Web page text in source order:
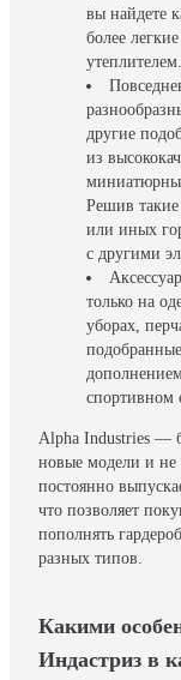
вы найдете
более
утеплителем.
другие
из
Решив
или иных
с другими
только на
уборах,
спортивном
Alpha Industries —
новые модели и не
постоянно
что позволяет
пополнять
разных типов.
Какими
Индастриз в